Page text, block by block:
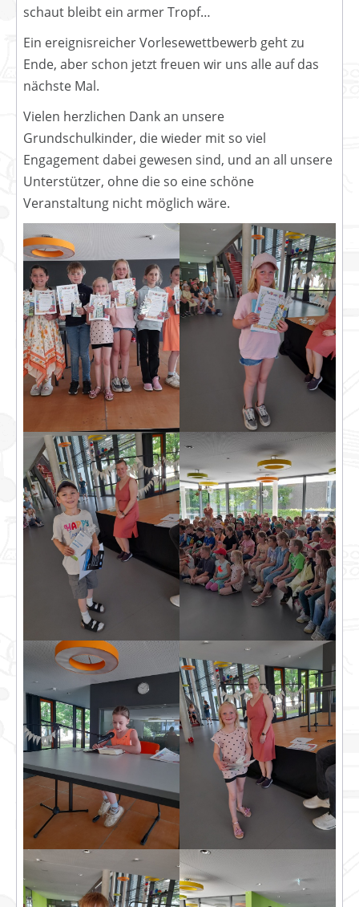
schaut bleibt ein armer Tropf…
Ein ereignisreicher Vorlesewettbewerb geht zu
Ende, aber schon jetzt freuen wir uns alle auf das
nächste Mal.
Vielen herzlichen Dank an unsere
Grundschulkinder, die wieder mit so viel
Engagement dabei gewesen sind, und an all unsere
Unterstützer, ohne die so eine schöne
Veranstaltung nicht möglich wäre.